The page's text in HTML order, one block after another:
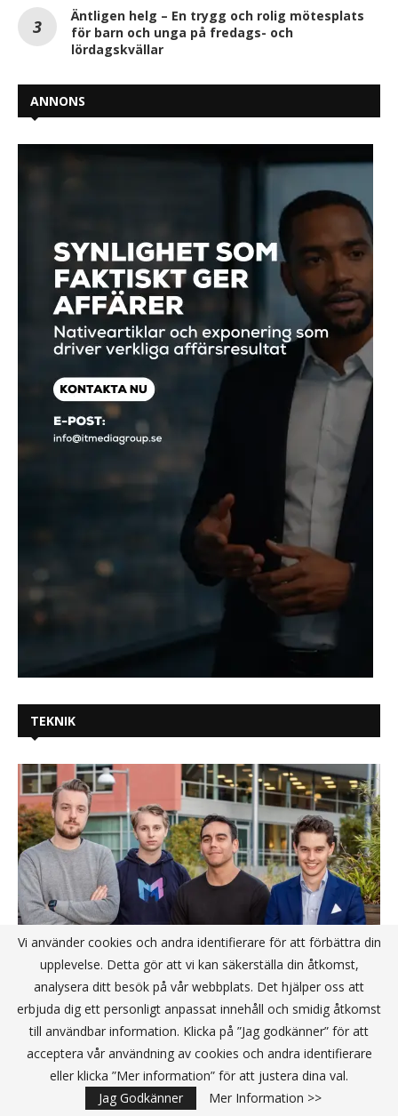
Äntligen helg – En trygg och rolig mötesplats
för barn och unga på fredags- och
lördagskvällar
ANNONS
TEKNIK
Skolplattformen Meitner gör sin
största investeringsrunda
Katrineholms kommun banar väg för framtiden
Vi använder cookies och andra identifierare för att förbättra din
upplevelse. Detta gör att vi kan säkerställa din åtkomst,
analysera ditt besök på vår webbplats. Det hjälper oss att
erbjuda dig ett personligt anpassat innehåll och smidig åtkomst
till användbar information. Klicka på ”Jag godkänner” för att
acceptera vår användning av cookies och andra identifierare
eller klicka ”Mer information” för att justera dina val.
Jag Godkänner
Mer Information >>